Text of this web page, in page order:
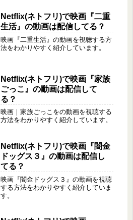
Netflix(ネトフリ)で映画『二重
生活』の動画は配信してる？
映画『二重生活』の動画を視聴する方
法をわかりやすく紹介しています。
Netflix(ネトフリ)で映画『家族
ごっこ』の動画は配信して
る？
映画｜家族ごっこをの動画を視聴する
方法をわかりやすく紹介しています。
Netflix(ネトフリ)で映画『闇金
ドッグス３』の動画は配信し
てる？
映画『闇金ドッグス３』の動画を視聴
する方法をわかりやすく紹介していま
す。